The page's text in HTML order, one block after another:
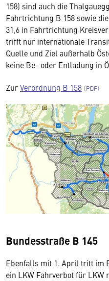
158) sind auch die
Fahrtrichtung B 158 sowie
31,6 in Fahrtrichtung
trifft nur internationale
Quelle und Ziel außerhalb
keine Be- oder Entladung in
ZurVerordnung B 158
Bundesstraße B 145
Ebenfalls mit 1. April tritt im
ein LKW Fahrverbot für LKW